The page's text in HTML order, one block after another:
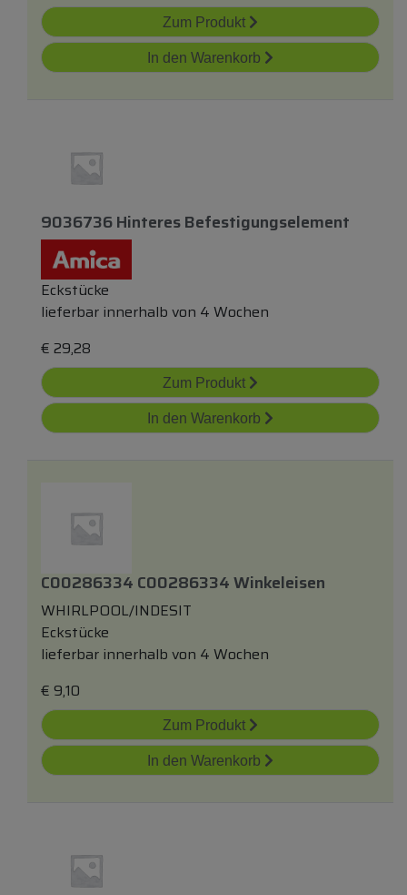
Zum Produkt
In den Warenkorb
9036736 Hinteres Befestigungselement
Eckstücke
lieferbar innerhalb von 4 Wochen
€ 29,28
Zum Produkt
In den Warenkorb
C00286334 C00286334 Winkeleisen
WHIRLPOOL/INDESIT
Eckstücke
lieferbar innerhalb von 4 Wochen
€ 9,10
Zum Produkt
In den Warenkorb